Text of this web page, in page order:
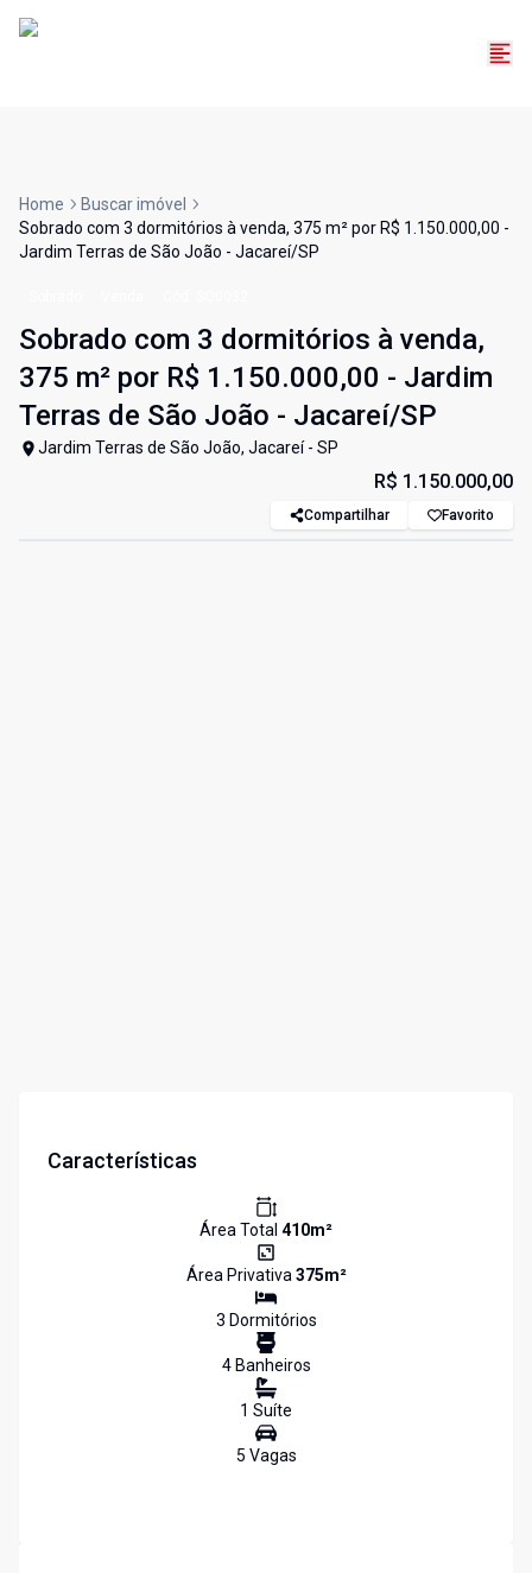
Home
Buscar imóvel
Sobrado com 3 dormitórios à venda, 375 m² por R$ 1.150.000,00 -
Jardim Terras de São João - Jacareí/SP
Sobrado com 3 dormitórios à venda,
375 m² por R$ 1.150.000,00 - Jardim
Terras de São João - Jacareí/SP
Jardim Terras de São João, Jacareí - SP
R$ 1.150.000,00
Compartilhar Favorito
Características
Área Total 410m²
Área Privativa375m²
3 Dormitórios
4Banheiros
1 Suíte
5 Vagas